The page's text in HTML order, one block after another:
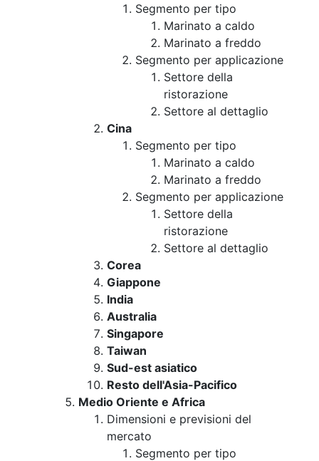
Segmento per tipo
Marinato a caldo
Marinato a freddo
Segmento per applicazione
Settore della
ristorazione
Settore al dettaglio
Cina
Segmento per tipo
Marinato a caldo
Marinato a freddo
Segmento per applicazione
Settore della
ristorazione
Settore al dettaglio
Corea
Giappone
India
Australia
Singapore
Taiwan
Sud-est asiatico
Resto dell'Asia-Pacifico
Medio Oriente e Africa
Dimensioni e previsioni del
mercato
Segmento per tipo